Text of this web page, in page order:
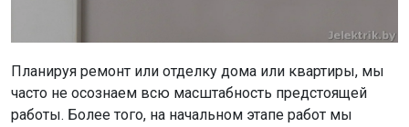
Планируя ремонт или отделку дома или квартиры, мы
часто не осознаем всю масштабность предстоящей
работы. Более того, на начальном этапе работ мы